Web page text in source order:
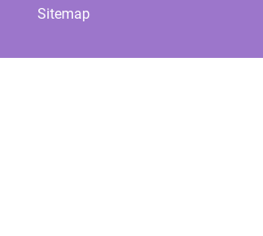
Sitemap